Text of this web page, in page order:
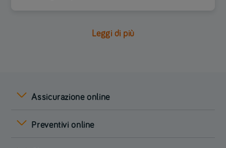
Leggi di più
Assicurazione online
Preventivi online